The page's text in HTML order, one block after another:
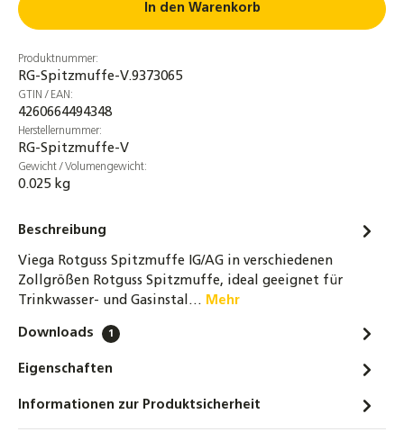
In den Warenkorb
Produktnummer:
RG-Spitzmuffe-V.9373065
GTIN / EAN:
4260664494348
Herstellernummer:
RG-Spitzmuffe-V
Gewicht / Volumengewicht:
0.025 kg
Beschreibung
Viega Rotguss Spitzmuffe IG/AG in verschiedenen
Zollgrößen Rotguss Spitzmuffe, ideal geeignet für
Trinkwasser- und Gasinstal… Mehr
Downloads 1
Eigenschaften
Informationen zur Produktsicherheit